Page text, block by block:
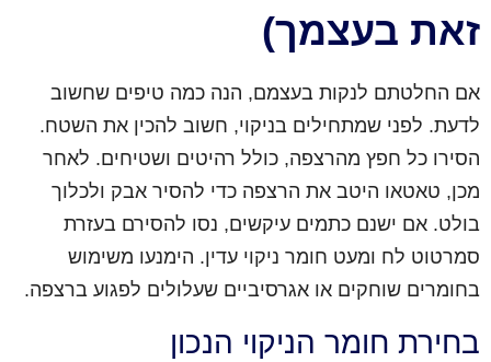
זאת בעצמך)
אם החלטתם לנקות בעצמם, הנה כמה טיפים שחשוב
לדעת. לפני שמתחילים בניקוי, חשוב להכין את השטח.
הסירו כל חפץ מהרצפה, כולל רהיטים ושטיחים. לאחר
מכן, טאטאו היטב את הרצפה כדי להסיר אבק ולכלוך
בולט. אם ישנם כתמים עיקשים, נסו להסירם בעזרת
סמרטוט לח ומעט חומר ניקוי עדין. הימנעו משימוש
בחומרים שוחקים או אגרסיביים שעלולים לפגוע ברצפה.
בחירת חומר הניקוי הנכון